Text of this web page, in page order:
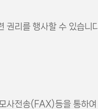
권리를 행사할 수 있습니
전송(FAX)등을 통하